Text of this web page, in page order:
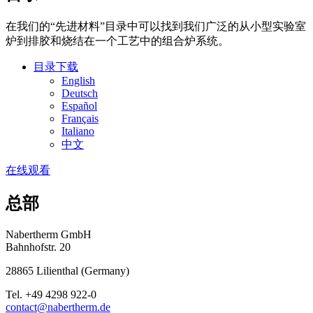
在我们的“先进材料”目录中可以找到我们广泛的从小型实验室
炉到排胶和烧结在一个工艺中的组合炉系统。
目录下载
English
Deutsch
Español
Français
Italiano
中文
在线观看
总部
Nabertherm GmbH
Bahnhofstr. 20
28865 Lilienthal (Germany)
Tel. +49 4298 922-0
contact@nabertherm.de